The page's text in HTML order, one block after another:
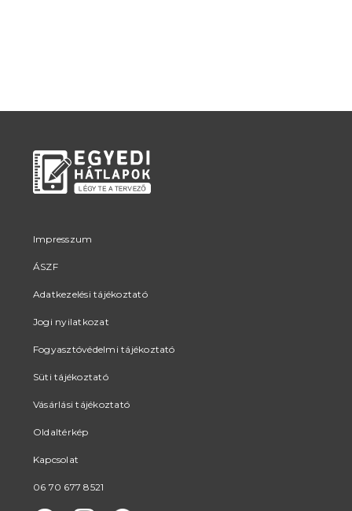
Impresszum
ÁSZF
Adatkezelési tájékoztató
Jogi nyilatkozat
Fogyasztóvédelmi tájékoztató
Süti tájékoztató
Vásárlási tájékoztató
Oldaltérkép
Kapcsolat
06 70 677 8521